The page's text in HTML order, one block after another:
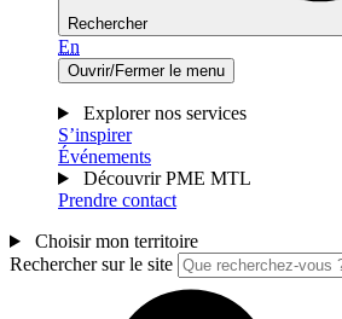
Rechercher
En
Ouvrir/Fermer le menu
Explorer nos services
S’inspirer
Événements
Découvrir PME MTL
Prendre contact
Choisir mon territoire
Rechercher sur le site